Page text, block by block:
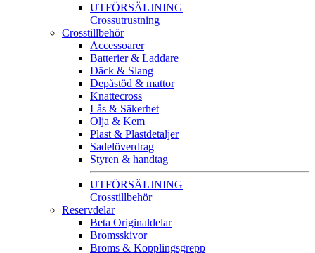
UTFÖRSÄLJNING
Crossutrustning
Crosstillbehör
Accessoarer
Batterier & Laddare
Däck & Slang
Depåstöd & mattor
Knattecross
Lås & Säkerhet
Olja & Kem
Plast & Plastdetaljer
Sadelöverdrag
Styren & handtag
UTFÖRSÄLJNING
Crosstillbehör
Reservdelar
Beta Originaldelar
Bromsskivor
Broms & Kopplingsgrepp